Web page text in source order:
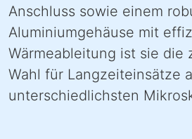
Anschluss sowie einem
Aluminiumgehäuse mit
Wärmeableitung ist sie die
Wahl für Langzeiteinsätze
unterschiedlichsten